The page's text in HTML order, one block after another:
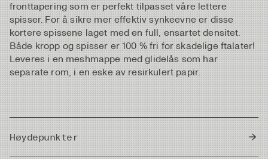
fronttapering som er perfekt tilpasset våre lettere
spisser. For å sikre mer effektiv synkeevne er disse
kortere spissene laget med en full, ensartet densitet.
Både kropp og spisser er 100 % fri for skadelige ftalater!
Leveres i en meshmappe med glidelås som har
separate rom, i en eske av resirkulert papir.
Høydepunkter